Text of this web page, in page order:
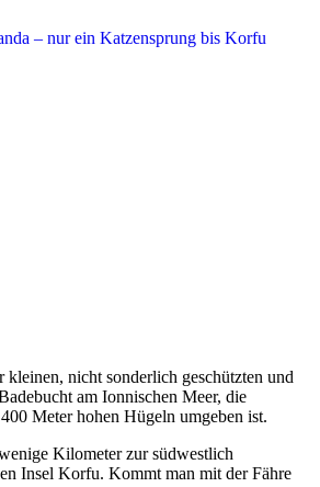
kleinen, nicht sonderlich geschützten und
am Ionnischen Meer, die
Meter hohen Hügeln umgeben ist.
Kilometer zur südwestlich
Insel Korfu. Kommt man mit der Fähre